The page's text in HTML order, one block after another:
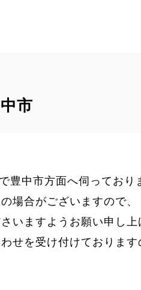
市
豊中市方面へ伺っており
場合がございますので、
いますようお願い申し上
せを受け付けております